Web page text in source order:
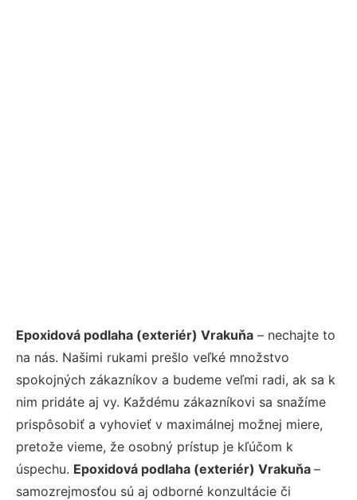
Epoxidová podlaha (exteriér) Vrakuňa – nechajte to
na nás. Našimi rukami prešlo veľké množstvo
spokojných zákazníkov a budeme veľmi radi, ak sa k
nim pridáte aj vy. Každému zákazníkovi sa snažíme
prispôsobiť a vyhovieť v maximálnej možnej miere,
pretože vieme, že osobný prístup je kľúčom k
úspechu. Epoxidová podlaha (exteriér) Vrakuňa –
samozrejmosťou sú aj odborné konzultácie či